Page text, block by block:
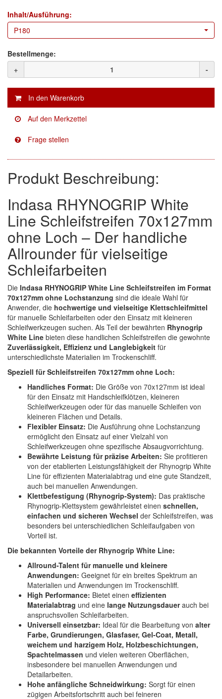
E-D
EVERCOAT
Facdos
Finixa
Indasa
KWASNY
Mirka
(1)
Novol
(3)
Prevost
(3)
Proma
(21)
Sia
(3)
Spectral
(1)
Sundstrom
(4)
Troton
(2)
Wibeco
Inhalt/Ausführung:
P180
Bestellmenge:
+
-
Produkt Beschreibung:
Indasa RHYNOGRIP White
Line Schleifstreifen 70x127mm
ohne Loch – Der handliche
Allrounder für vielseitige
Schleifarbeiten
Die Indasa RHYNOGRIP White Line Schleifstreifen im Format
70x127mm ohne Lochstanzung sind die ideale Wahl für
Anwender, die hochwertige und vielseitige Klettschleifmittel
für manuelle Schleifarbeiten oder den Einsatz mit kleineren
Schleifwerkzeugen suchen. Als Teil der bewährten Rhynogrip
White Line bieten diese handlichen Schleifstreifen die gewohnte
Zuverlässigkeit, Effizienz und Langlebigkeit für
unterschiedlichste Materialien im Trockenschliff.
Speziell für Schleifstreifen 70x127mm ohne Loch:
Handliches Format: Die Größe von 70x127mm ist ideal
für den Einsatz mit Handschleifklötzen, kleineren
Schleifwerkzeugen oder für das manuelle Schleifen von
kleineren Flächen und Details.
Flexibler Einsatz: Die Ausführung ohne Lochstanzung
ermöglicht den Einsatz auf einer Vielzahl von
Schleifwerkzeugen ohne spezifische Absaugvorrichtung.
Bewährte Leistung für präzise Arbeiten: Sie profitieren
von der etablierten Leistungsfähigkeit der Rhynogrip White
Line für effizienten Materialabtrag und eine gute Standzeit,
auch bei manuellen Anwendungen.
Klettbefestigung (Rhynogrip-System): Das praktische
Rhynogrip-Klettsystem gewährleistet einen schnellen,
einfachen und sicheren Wechsel der Schleifstreifen, was
besonders bei unterschiedlichen Schleifaufgaben von
Vorteil ist.
Die bekannten Vorteile der Rhynogrip White Line:
Allround-Talent für manuelle und kleinere
Anwendungen: Geeignet für ein breites Spektrum an
Materialien und Anwendungen im Trockenschliff.
High Performance: Bietet einen effizienten
Materialabtrag und eine lange Nutzungsdauerauch bei
anspruchsvollen Schleifarbeiten.
Universell einsetzbar: Ideal für die Bearbeitung von alter
Farbe, Grundierungen, Glasfaser, Gel-Coat, Metall,
weichem und harzigem Holz, Holzbeschichtungen,
Spachtelmassen und vielen weiteren Oberflächen,
insbesondere bei manuellen Anwendungen und
Detailarbeiten.
Hohe anfängliche Schneidwirkung: Sorgt für einen
zügigen Arbeitsfortschritt auch bei feineren